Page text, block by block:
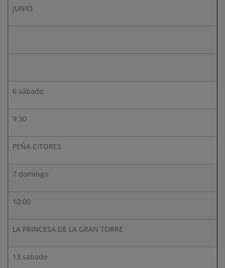
JUNIO
6 sábado
9:30
PEÑA CITORES
7 domingo
10:00
LA PRINCESA DE LA GRAN TORRE
13 sábado